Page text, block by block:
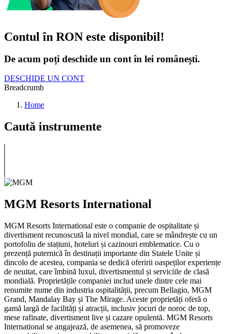
Contul în RON este disponibil!
De acum poți deschide un cont în lei românești.
DESCHIDE UN CONT
Breadcrumb
Home
Caută instrumente
MGM Resorts International
MGM Resorts International este o companie de ospitalitate și
divertisment recunoscută la nivel mondial, care se mândrește cu un
portofoliu de stațiuni, hoteluri și cazinouri emblematice. Cu o
prezență puternică în destinații importante din Statele Unite și
dincolo de acestea, compania se dedică oferirii oaspeților experiențe
de neuitat, care îmbină luxul, divertismentul și serviciile de clasă
mondială. Proprietățile companiei includ unele dintre cele mai
renumite nume din industria ospitalității, precum Bellagio, MGM
Grand, Mandalay Bay și The Mirage. Aceste proprietăți oferă o
gamă largă de facilități și atracții, inclusiv jocuri de noroc de top,
mese rafinate, divertisment live și cazare opulentă. MGM Resorts
International se angajează, de asemenea, să promoveze